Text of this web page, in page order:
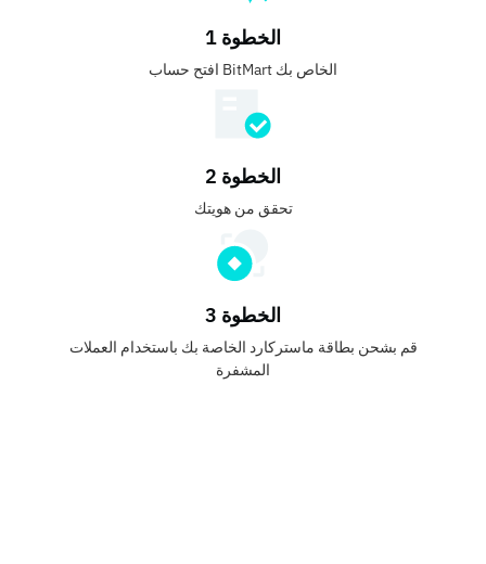
الخطوة 1
افتح حساب BitMart الخاص بك
الخطوة 2
تحقق من هويتك
الخطوة 3
قم بشحن بطاقة ماستركارد الخاصة بك باستخدام العملات
المشفرة